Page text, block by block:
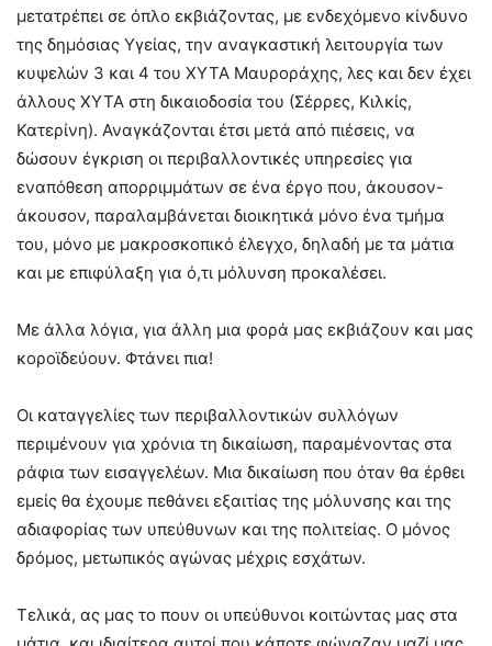
μετατρέπει σε όπλο εκβιάζοντας, με ενδεχόμενο κίνδυνο
της δημόσιας Υγείας, την αναγκαστική λειτουργία των
κυψελών 3 και 4 του ΧΥΤΑ Μαυροράχης, λες και δεν έχει
άλλους ΧΥΤΑ στη δικαιοδοσία του (Σέρρες, Κιλκίς,
Κατερίνη). Αναγκάζονται έτσι μετά από πιέσεις, να
δώσουν έγκριση οι περιβαλλοντικές υπηρεσίες για
εναπόθεση απορριμμάτων σε ένα έργο που, άκουσον-
άκουσον, παραλαμβάνεται διοικητικά μόνο ένα τμήμα
του, μόνο με μακροσκοπικό έλεγχο, δηλαδή με τα μάτια
και με επιφύλαξη για ό,τι μόλυνση προκαλέσει.
Με άλλα λόγια, για άλλη μια φορά μας εκβιάζουν και μας
κοροϊδεύουν. Φτάνει πια!
Οι καταγγελίες των περιβαλλοντικών συλλόγων
περιμένουν για χρόνια τη δικαίωση, παραμένοντας στα
ράφια των εισαγγελέων. Μια δικαίωση που όταν θα έρθει
εμείς θα έχουμε πεθάνει εξαιτίας της μόλυνσης και της
αδιαφορίας των υπεύθυνων και της πολιτείας. Ο μόνος
δρόμος, μετωπικός αγώνας μέχρις εσχάτων.
Τελικά, ας μας το πουν οι υπεύθυνοι κοιτώντας μας στα